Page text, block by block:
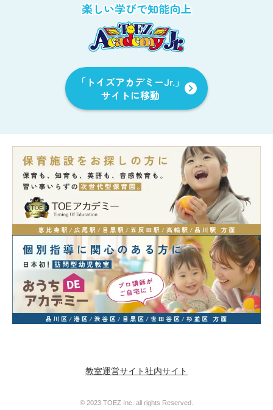
楽しい学びで知能向上
「トイズアカデミーJr.」
サイトに移動
教室運営サイト社内サイト
© 2023 TOEZ Inc. all rights Reserved.